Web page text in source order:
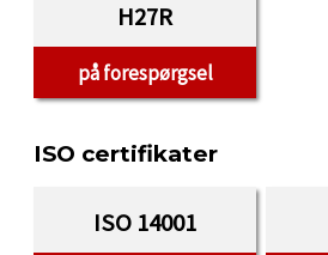
H27R
på forespørgsel
ISO certifikater
ISO 14001